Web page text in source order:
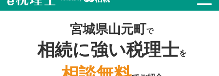
宮城県山元町で
相続に強い税理士を